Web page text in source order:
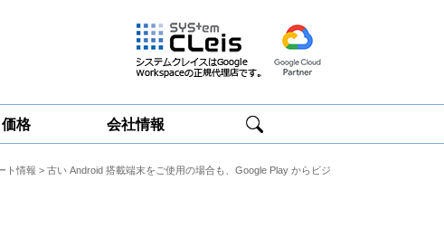
Google
Google
価格 会社情報
ト情報 > 古い Android 搭載端末をご使用の場合も、Google Play からビジ